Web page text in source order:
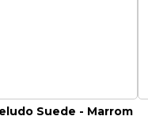
Suede - Marrom